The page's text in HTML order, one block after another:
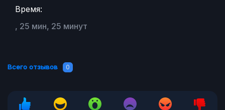
Время:
, 25 мин, 25 минут
Всего отзывов 0